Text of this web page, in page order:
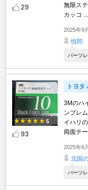
29
無限ス
カッコ ...
2025年9
悦郎
パーツ
5
93
トヨ
3Mのハ
ンブレ
イハリ
両面テ
2025年6
北国
パーツ